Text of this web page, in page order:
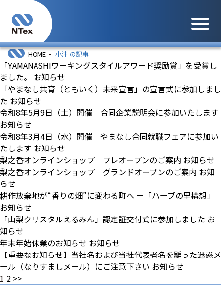
メニュ
HOME - 小津 の記事
「YAMANASHIワーキングスタイルアワード奨励賞」を受賞し
ました。 お知らせ
「やまなし共育（ともいく）未来宣言」の宣言式に参加しまし
た お知らせ
令和8年5月9日（土）開催 合同企業説明会に参加いたします
お知らせ
令和8年3月4日（水）開催 やまなし合同就職フェアに参加い
たします お知らせ
梨之香オンラインショップ プレオープンのご案内 お知らせ
梨之香オンラインショップ グランドオープンのご案内 お知
らせ
耕作放棄地が“香りの畑”に変わる町へ ー「ハーブの里構想」
お知らせ
「山梨クリスタルえるみん」認定証交付式に参加しました お
知らせ
年末年始休業のお知らせ お知らせ
【重要なお知らせ】当社名および当社代表者名を騙った迷惑メ
ール（なりすましメール）にご注意下さい お知らせ
1 2 >>